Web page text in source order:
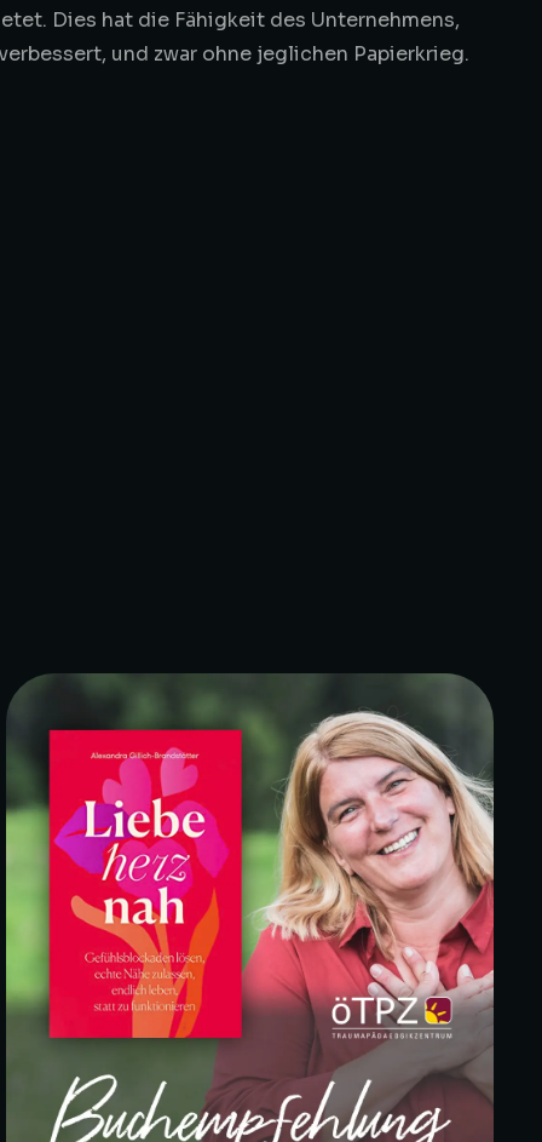
Dies hat die Fähigkeit des Unternehmens,
und zwar ohne jeglichen Papierkrieg.